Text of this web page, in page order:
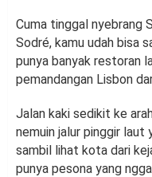
Cuma tinggal nyebrang
Sodré, kamu udah bisa
punya banyak restoran
pemandangan Lisbon
Jalan kaki sedikit ke
nemuin jalur pinggir laut
sambil lihat kota dari
punya pesona yang